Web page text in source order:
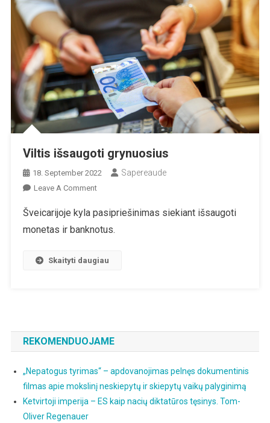
Viltis išsaugoti grynuosius
18. September 2022 Sapereaude
Leave A CommentOn
Išsaugoti
Grynuosius
Šveicarijoje kyla pasipriešinimas siekiant išsaugoti
monetas ir banknotus.
Skaityti daugiau
REKOMENDUOJAME
„Nepatogus tyrimas“ – apdovanojimas pelnęs dokumentinis
filmas apie mokslinį neskiepytų ir skiepytų vaikų palyginimą
Ketvirtoji imperija – ES kaip nacių diktatūros tęsinys. Tom-
Oliver Regenauer